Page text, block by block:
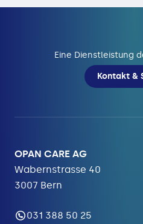
Eine Dienstleistung
Kontakt &
OPAN CARE AG
Wabernstrasse 40
3007 Bern
031 388 50 25